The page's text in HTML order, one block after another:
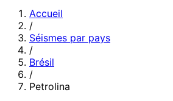
Accueil
/
Séismes par pays
/
Brésil
/
Petrolina